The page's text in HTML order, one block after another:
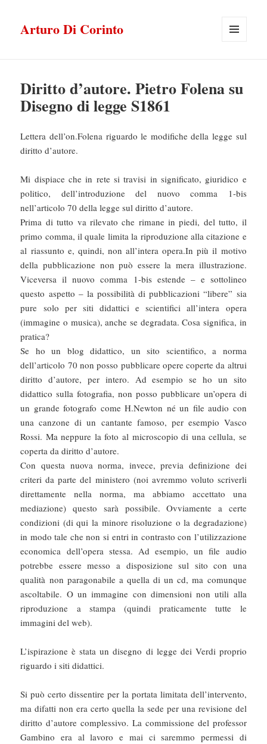
Arturo Di Corinto
Diritto d’autore. Pietro Folena su
Disegno di legge S1861
Lettera dell’on.Folena riguardo le modifiche della legge sul
diritto d’autore.
Mi dispiace che in rete si travisi in significato, giuridico e
politico, dell’introduzione del nuovo comma 1-bis
nell’articolo 70 della legge sul diritto d’autore.
Prima di tutto va rilevato che rimane in piedi, del tutto, il
primo comma, il quale limita la riproduzione alla citazione e
al riassunto e, quindi, non all’intera opera.In più il motivo
della pubblicazione non può essere la mera illustrazione.
Viceversa il nuovo comma 1-bis estende – e sottolineo
questo aspetto – la possibilità di pubblicazioni “libere” sia
pure solo per siti didattici e scientifici all’intera opera
(immagine o musica), anche se degradata. Cosa significa, in
pratica?
Se ho un blog didattico, un sito scientifico, a norma
dell’articolo 70 non posso pubblicare opere coperte da altrui
diritto d’autore, per intero. Ad esempio se ho un sito
didattico sulla fotografia, non posso pubblicare un’opera di
un grande fotografo come H.Newton né un file audio con
una canzone di un cantante famoso, per esempio Vasco
Rossi. Ma neppure la foto al microscopio di una cellula, se
coperta da diritto d’autore.
Con questa nuova norma, invece, previa definizione dei
criteri da parte del ministero (noi avremmo voluto scriverli
direttamente nella norma, ma abbiamo accettato una
mediazione) questo sarà possibile. Ovviamente a certe
condizioni (di qui la minore risoluzione o la degradazione)
in modo tale che non si entri in contrasto con l’utilizzazione
economica dell’opera stessa. Ad esempio, un file audio
potrebbe essere messo a disposizione sul sito con una
qualità non paragonabile a quella di un cd, ma comunque
ascoltabile. O un immagine con dimensioni non utili alla
riproduzione a stampa (quindi praticamente tutte le
immagini del web).
L’ispirazione è stata un disegno di legge dei Verdi proprio
riguardo i siti didattici.
Si può certo dissentire per la portata limitata dell’intervento,
ma difatti non era certo quella la sede per una revisione del
diritto d’autore complessivo. La commissione del professor
Gambino era al lavoro e mai ci saremmo permessi di